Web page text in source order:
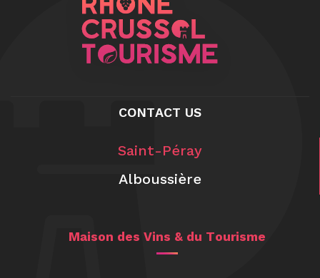
CONTACT US
Saint-Péray
Alboussière
Maison des Vins & du Tourisme